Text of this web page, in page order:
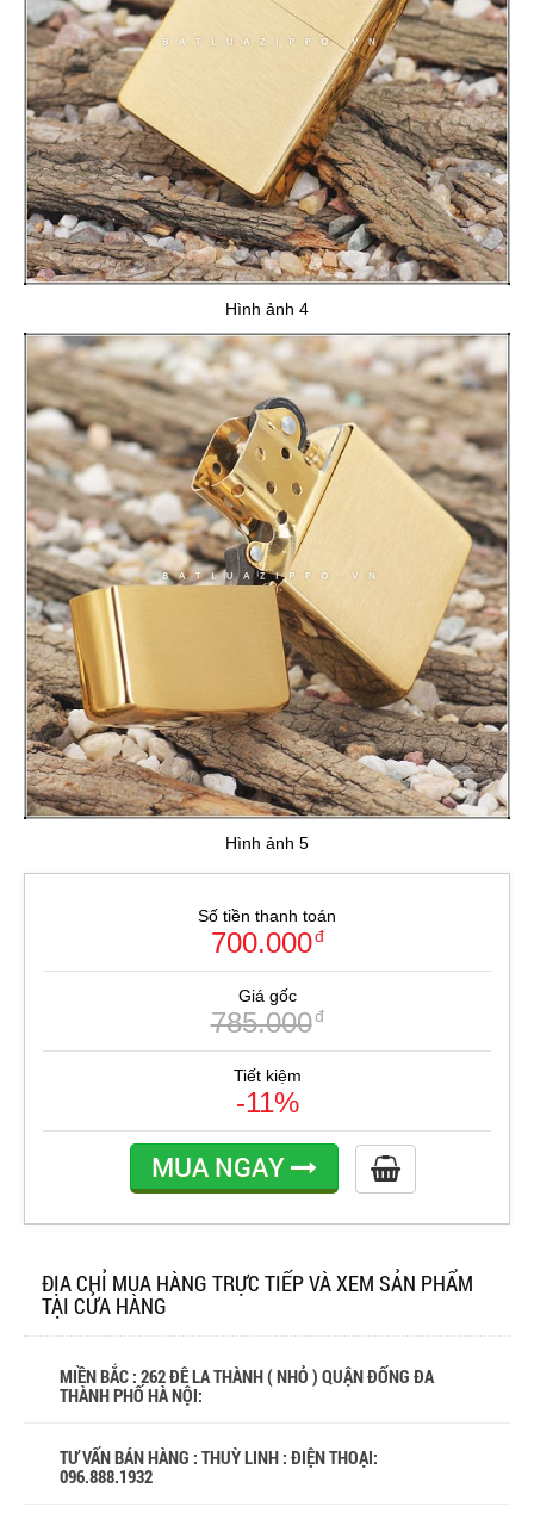
Hình ảnh 4
Hình ảnh 5
Số tiền thanh toán
700.000đ
Giá gốc
785.000đ
Tiết kiệm
-11%
MUA NGAY
ĐỊA CHỈ MUA HÀNG TRỰC TIẾP VÀ XEM SẢN PHẨM
TẠI CỬA HÀNG
MIỀN BẮC : 262 ĐÊ LA THÀNH ( NHỎ ) QUẬN ĐỐNG ĐA
THÀNH PHỐ HÀ NỘI:
TƯ VẤN BÁN HÀNG : THUỲ LINH : ĐIỆN THOẠI:
096.888.1932